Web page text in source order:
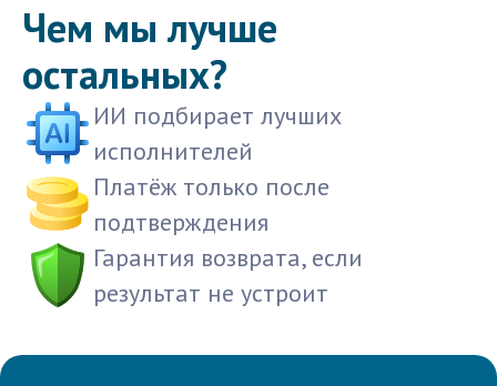
Чем мы лучше
остальных?
ИИ подбирает лучших
исполнителей
Платёж только после
подтверждения
Гарантия возврата, если
результат не устроит